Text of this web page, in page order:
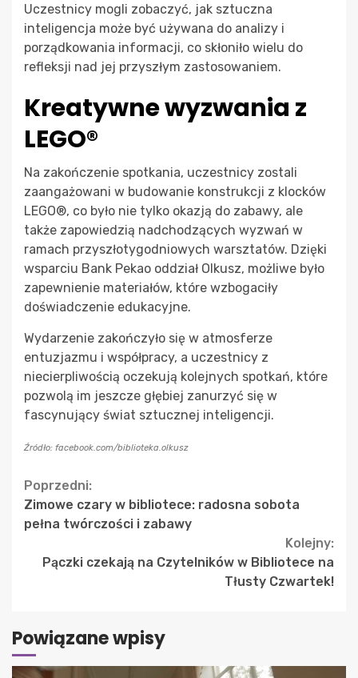
Uczestnicy mogli zobaczyć, jak sztuczna
inteligencja może być używana do analizy i
porządkowania informacji, co skłoniło wielu do
refleksji nad jej przyszłym zastosowaniem.
Kreatywne wyzwania z
LEGO®
Na zakończenie spotkania, uczestnicy zostali
zaangażowani w budowanie konstrukcji z klocków
LEGO®, co było nie tylko okazją do zabawy, ale
także zapowiedzią nadchodzących wyzwań w
ramach przyszłotygodniowych warsztatów. Dzięki
wsparciu Bank Pekao oddział Olkusz, możliwe było
zapewnienie materiałów, które wzbogaciły
doświadczenie edukacyjne.
Wydarzenie zakończyło się w atmosferze
entuzjazmu i współpracy, a uczestnicy z
niecierpliwością oczekują kolejnych spotkań, które
pozwolą im jeszcze głębiej zanurzyć się w
fascynujący świat sztucznej inteligencji.
Źródło: facebook.com/biblioteka.olkusz
Continue
Reading
Poprzedni:
Zimowe czary w bibliotece: radosna sobota
pełna twórczości i zabawy
Kolejny:
Pączki czekają na Czytelników w Bibliotece na
Tłusty Czwartek!
Powiązane wpisy